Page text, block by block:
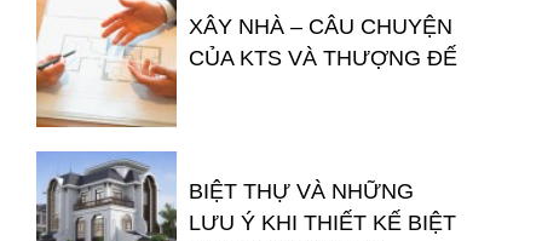
XÂY NHÀ – CÂU CHUYỆN
CỦA KTS VÀ THƯỢNG ĐẾ
BIỆT THỰ VÀ NHỮNG
LƯU Ý KHI THIẾT KẾ BIỆT